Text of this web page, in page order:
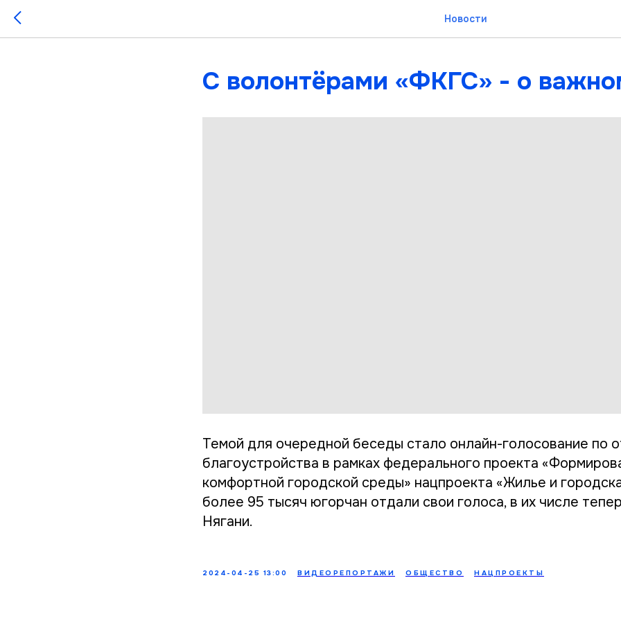
Новости
С волонтёрами «ФКГС» - о
Темой для очередной беседы стало онлайн-голосование по
благоустройства в рамках федерального проекта
комфортной городской среды» нацпроекта «Жилье и
более 95 тысяч югорчан отдали свои голоса, в их числе
Нягани.
2024-04-25 13:00 ВИДЕОРЕПОРТАЖИ ОБЩЕСТВО НАЦПРОЕКТЫ